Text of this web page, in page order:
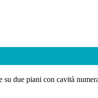
due piani con cavità